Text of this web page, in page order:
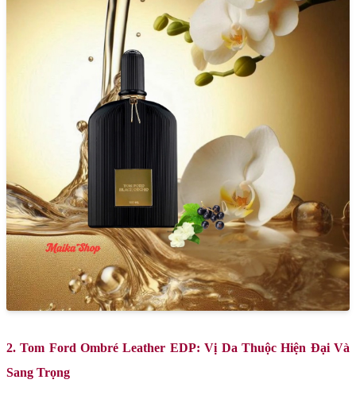
2. Tom Ford Ombré Leather EDP: Vị Da Thuộc Hiện Đại Và
Sang Trọng